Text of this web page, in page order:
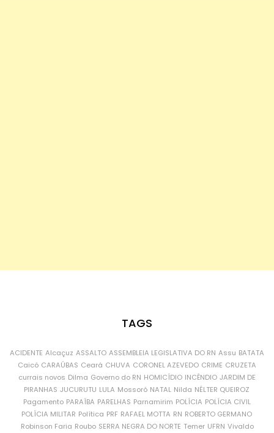
TAGS
ACIDENTE Alcaçuz ASSALTO ASSEMBLEIA LEGISLATIVA DO RN Assu BATATA
Caicó CARAÚBAS Ceará CHUVA CORONEL AZEVEDO CRIME CRUZETA
currais novos Dilma Governo do RN HOMICÍDIO INCÊNDIO JARDIM DE
PIRANHAS JUCURUTU LULA Mossoró NATAL Nilda NÉLTER QUEIROZ
Pagamento PARAÍBA PARELHAS Parnamirim POLÍCIA POLÍCIA CIVIL
POLÍCIA MILITAR Política PRF RAFAEL MOTTA RN ROBERTO GERMANO
Robinson Faria Roubo SERRA NEGRA DO NORTE Temer UFRN Vivaldo